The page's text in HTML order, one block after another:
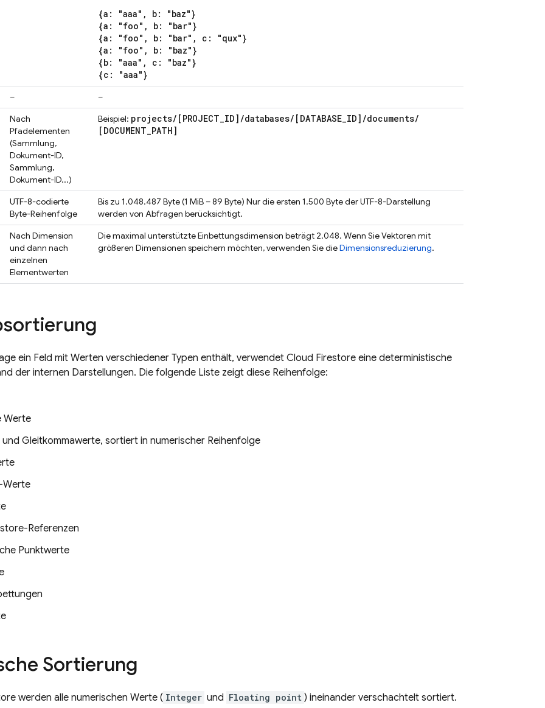
{a: "aaa", b: "baz"}
{a: "foo", b: "bar"}
{a: "foo", b: "bar", c: "qux"}
{a: "foo", b: "baz"}
{b: "aaa", c: "baz"}
{c: "aaa"}
–
–
Nach
Pfadelementen
(Sammlung,
Dokument-ID,
Sammlung,
Dokument-ID...)
Beispiel: projects/ [PROJECT_ID] /databases/ [DATABASE_ID] /documents/
[DOCUMENT_PATH]
UTF-8-codierte
Byte-Reihenfolge
Bis zu 1.048.487 Byte (1 MiB – 89 Byte) Nur die ersten 1.500 Byte der UTF-8-Darstellung
werden von Abfragen berücksichtigt.
Nach Dimension
und dann nach
einzelnen
Elementwerten
Die maximal unterstützte Einbettungsdimension beträgt 2.048. Wenn Sie Vektoren mit
größeren Dimensionen speichern möchten, verwenden Sie dieDimensionsreduzierung.
ein Feld mit Werten verschiedener Typen enthält, verwendet Cloud Firestore eine deterministische
der internen Darstellungen. Die folgende Liste zeigt diese Reihenfolge:
Werte
und Gleitkommawerte, sortiert in numerischer Reihenfolge
Werte
-Referenzen
Punktwerte
Sortierung
werden alle numerischen Werte ( Integer und Floating point ) ineinander verschachtelt sortiert.